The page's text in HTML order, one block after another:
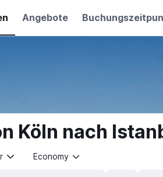
Angebote
Köln nach
Economy